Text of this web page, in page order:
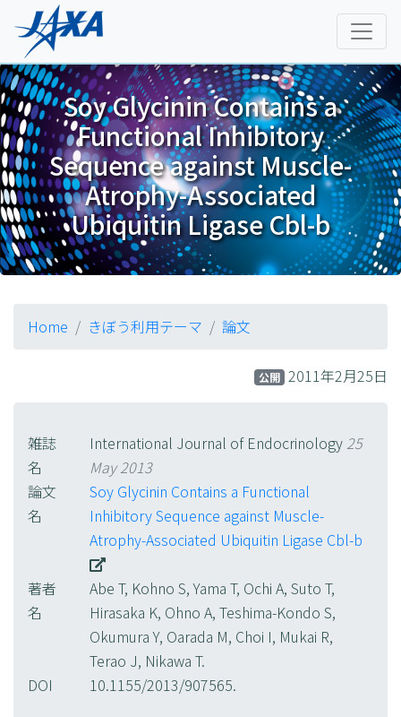
Soy Glycinin Contains a
Functional Inhibitory
Sequence against Muscle-
Atrophy-Associated
Ubiquitin Ligase Cbl-b
Home きぼう利用テーマ 論文
公開 2011年2月25日
雑誌
名
International Journal of Endocrinology 25
May 2013
論文
名
Soy Glycinin Contains a Functional
Inhibitory Sequence against Muscle-
Atrophy-Associated Ubiquitin Ligase Cbl-b
著者
名
Abe T, Kohno S, Yama T, Ochi A, Suto T,
Hirasaka K, Ohno A, Teshima-Kondo S,
Okumura Y, Oarada M, Choi I, Mukai R,
Terao J, Nikawa T.
DOI
10.1155/2013/907565.